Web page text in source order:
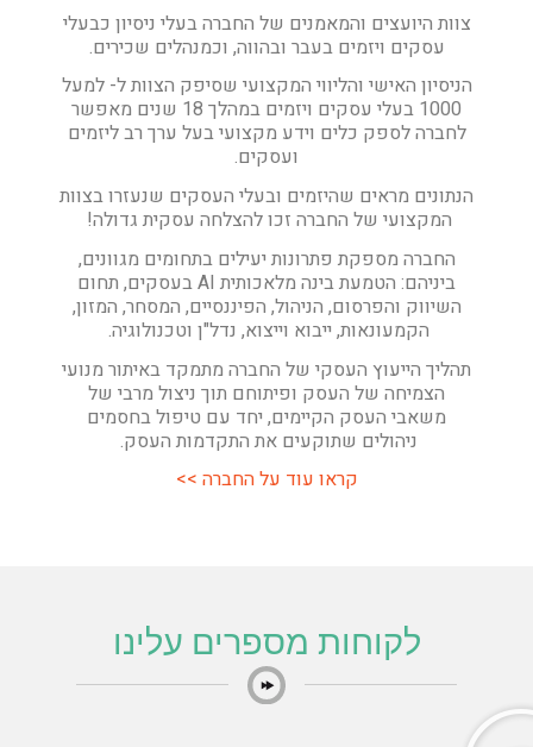
צוות היועצים והמאמנים של החברה בעלי ניסיון כבעלי
עסקים ויזמים בעבר ובהווה, וכמנהלים שכירים.
הניסיון האישי והליווי המקצועי שסיפק הצוות ל- למעל
1000 בעלי עסקים ויזמים במהלך 18 שנים מאפשר
לחברה לספק כלים וידע מקצועי בעל ערך רב ליזמים
ועסקים.
הנתונים מראים שהיזמים ובעלי העסקים שנעזרו בצוות
המקצועי של החברה זכו להצלחה עסקית גדולה!
החברה מספקת פתרונות יעילים בתחומים מגוונים,
ביניהם: הטמעת בינה מלאכותית AI בעסקים,
תחום
השיווק והפרסום, הניהול, הפיננסיים, המסחר, המזון,
הקמעונאות, ייבוא וייצוא, נדל"ן וטכנולוגיה.
תהליך הייעוץ העסקי של החברה מתמקד באיתור מנועי
הצמיחה של העסק ופיתוחם תוך ניצול מרבי של
משאבי העסק הקיימים, יחד עם טיפול בחסמים
ניהולים שתוקעים את התקדמות העסק.
קראו עוד על החברה >>
לקוחות מספרים עלינו